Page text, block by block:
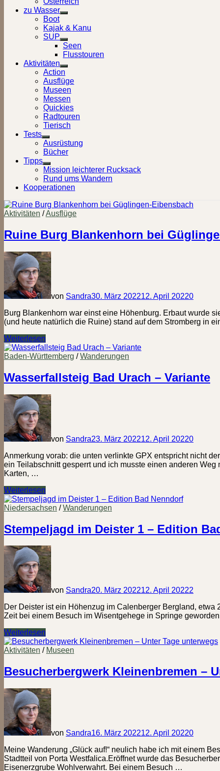
zu Wasser
Show
sub
menu
Boot
Kajak & Kanu
SUP
Show
sub
menu
Seen
Flusstouren
Aktivitäten
Show
sub
menu
Action
Ausflüge
Museen
Messen
Quickies
Radtouren
Tierisch
Tests
Show
sub
menu
Ausrüstung
Bücher
Tipps
Show
sub
menu
Mission leichterer Rucksack
Rund ums Wandern
Kooperationen
Aktivitäten /Ausflüge
Ruine Burg Blankenhorn bei
von Sandra30. März 202212. April 20220
Burg Blankenhorn war einst eine Höhenburg. Erbaut wurde
(und heute natürlich die Ruine) stand auf dem Stromberg in
Ruine
Burg
Blankenhorn
Güglingen-
Eibensbach
Weiterlesen
Baden-Württemberg /Wanderungen
Wasserfallsteig Bad Urach – Variante
von Sandra23. März 202212. April 20220
Anmerkung vorab: die unten verlinkte GPX entspricht nicht
ein Teilabschnitt gesperrt und ich musste einen anderen
Karten, …
Wasserfallsteig
Bad
Urach
Variante
Weiterlesen
Niedersachsen /Wanderungen
Stempeljagd im Deister 1 – Edition
von Sandra20. März 202212. April 20222
Der Deister ist ein Höhenzug im Calenberger Bergland,
Zeit bei einem Besuch im Wisentgehege in Springe
Stempeljagd
im
Deister
–
Edition
Nenndorf
Weiterlesen
Aktivitäten / Museen
Besucherbergwerk Kleinenbremen –
von Sandra16. März 202212. April 20220
Meine Wanderung „Glück auf!“ neulich habe ich mit einem
Stadtteil von Porta Westfalica.Eröffnet wurde das
Eisenerzgrube Wohlverwahrt. Bei einem Besuch …